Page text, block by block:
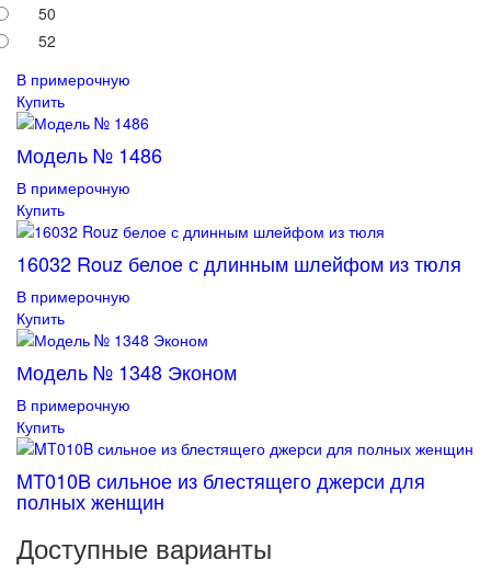
50
52
В примерочную
Купить
Модель № 1486
В примерочную
Купить
16032 Rouz белое с длинным шлейфом из тюля
В примерочную
Купить
Модель № 1348 Эконом
В примерочную
Купить
MT010B сильное из блестящего джерси для
полных женщин
Доступные варианты